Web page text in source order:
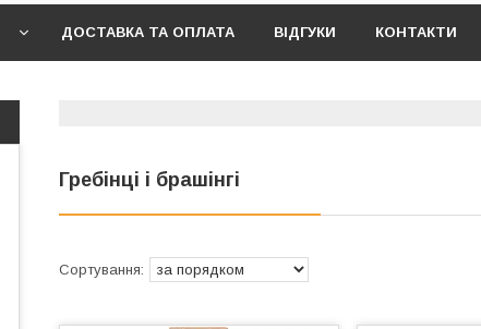
ДОСТАВКА ТА ОПЛАТА ВІДГУКИ КОНТАКТИ
Гребінці і брашінгі